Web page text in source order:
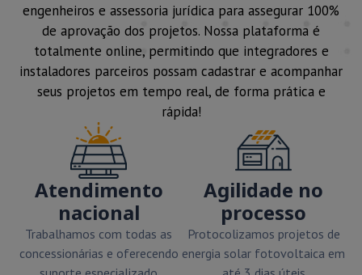
engenheiros e assessoria jurídica para assegurar 100%
de aprovação dos projetos. Nossa plataforma é
totalmente online, permitindo que integradores e
instaladores parceiros possam cadastrar e acompanhar
seus projetos em tempo real, de forma prática e
rápida!
Atendimento
nacional
Trabalhamos com todas as
concessionárias e oferecendo
Agilidade no
processo
Protocolizamos projetos de
energia solar fotovoltaica em